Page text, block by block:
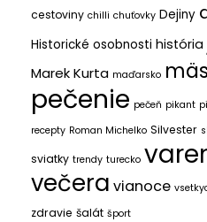
cestoviny chilli chuťovky Dejiny
Historické osobnosti história
Marek Kurta maďarsko
pečenie pečeň pikant
recepty Roman Michelko Silvester
sviatky trendy turecko
večera vianoce
zdravie šalát šport